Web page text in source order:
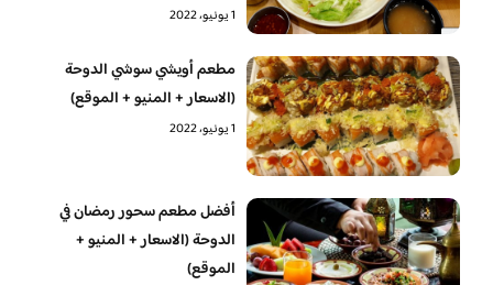
1 يونيو، 2022
مطعم أويشي سوشي الدوحة
(الاسعار + المنيو + الموقع)
1 يونيو، 2022
أفضل مطعم سحور رمضان في
الدوحة (الاسعار + المنيو +
الموقع)